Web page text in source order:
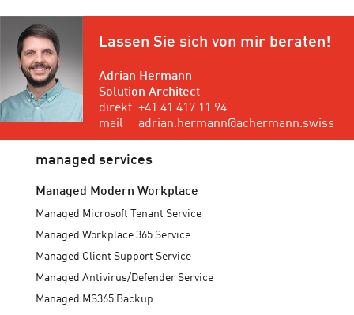
Lassen Sie sich von mir beraten!
Adrian Hermann
Solution Architect
direkt +41 41 417 11 94
mail
adrian.hermann@achermann.swiss
managed services
Managed Modern Workplace
Managed Microsoft Tenant Service
Managed Workplace 365 Service
Managed Client Support Service
Managed Antivirus/Defender Service
Managed MS365 Backup